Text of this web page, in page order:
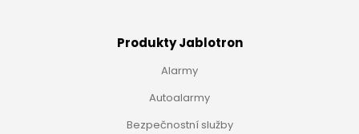
Produkty Jablotron
Alarmy
Autoalarmy
Bezpečnostní služby